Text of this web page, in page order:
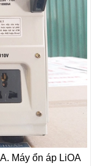
Máy ổn áp LiOA